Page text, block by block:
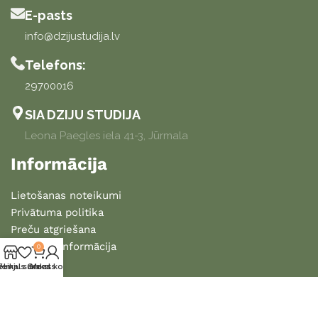
E-pasts
info@dzijustudija.lv
Telefons:
29700016
SIA DZIJU STUDIJA
Leona Paegles iela 41-3, Jūrmala
Informācija
Lietošanas noteikumi
Privātuma politika
Preču atgriešana
Piegādes informācija
saraksts
0
Grozs
Mans konts